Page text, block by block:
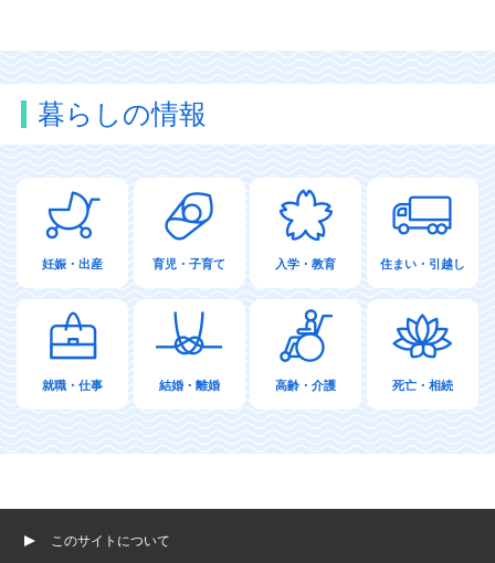
暮らしの情報
妊娠・出産 育児・子育て 入学・教育 住まい・引越し
就職・仕事 結婚・離婚 高齢・介護 死亡・相続
このサイトについて